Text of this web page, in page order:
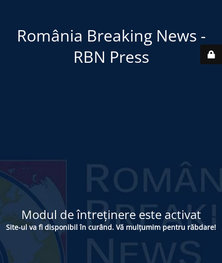
România Breaking News -
RBN Press
Modul de întreținere este activat
Site-ul va fi disponibil în curând. Vă mulțumim pentru răbdare!